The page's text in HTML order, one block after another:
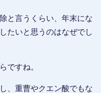
と言うくらい、年末にな
たいと思うのはなぜでし
ですね。
、重曹やクエン酸でもな